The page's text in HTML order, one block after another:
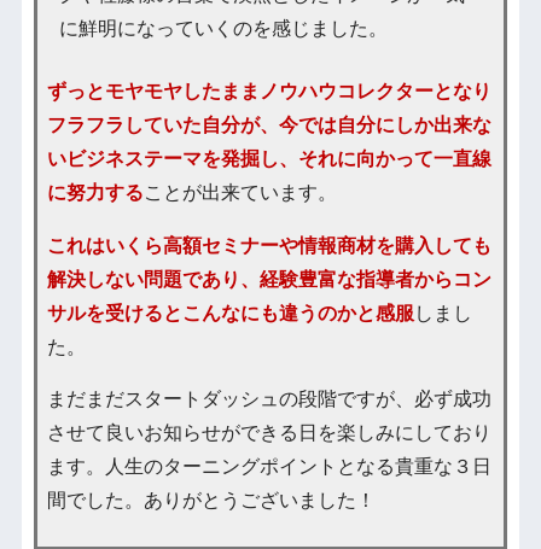
に鮮明になっていくのを感じました。
ずっとモヤモヤしたままノウハウコレクターとなり
フラフラしていた自分が、今では自分にしか出来な
いビジネステーマを発掘し、それに向かって一直線
に努力することが出来ています。
これはいくら高額セミナーや情報商材を購入しても
解決しない問題であり、経験豊富な指導者からコン
サルを受けるとこんなにも違うのかと感服 しまし
た。
まだまだスタートダッシュの段階ですが、必ず成功
させて良いお知らせができる日を楽しみにしており
ます。人生のターニングポイントとなる貴重な３日
間でした。ありがとうございました！